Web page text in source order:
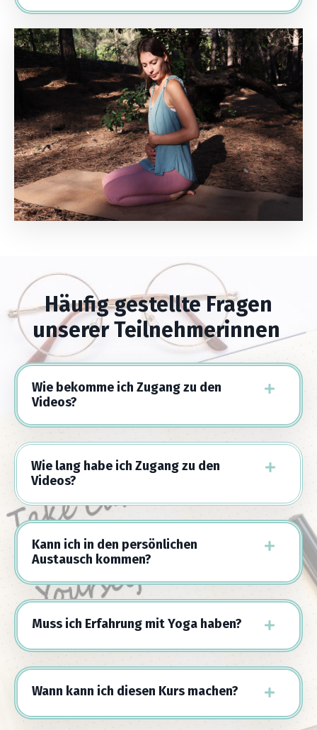
Häufig gestellte Fragen
unserer Teilnehmerinnen
Wie bekomme ich Zugang zu den
Videos?
Wie lang habe ich Zugang zu den
Videos?
Kann ich in den persönlichen
Austausch kommen?
Muss ich Erfahrung mit Yoga haben?
Wann kann ich diesen Kurs machen?